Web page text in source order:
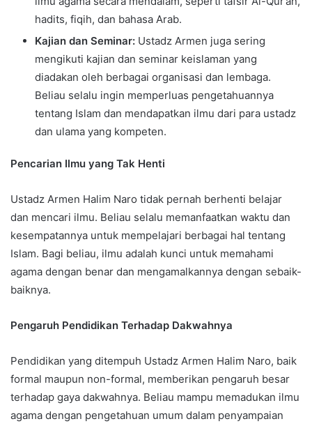
hadits, fiqih, dan bahasa Arab.
Kajian dan Seminar: Ustadz Armen juga sering
mengikuti kajian dan seminar keislaman yang
diadakan oleh berbagai organisasi dan lembaga.
Beliau selalu ingin memperluas pengetahuannya
tentang Islam dan mendapatkan ilmu dari para ustadz
dan ulama yang kompeten.
Pencarian Ilmu yang Tak Henti
Ustadz Armen Halim Naro tidak pernah berhenti belajar
dan mencari ilmu. Beliau selalu memanfaatkan waktu dan
kesempatannya untuk mempelajari berbagai hal tentang
Islam. Bagi beliau, ilmu adalah kunci untuk memahami
agama dengan benar dan mengamalkannya dengan sebaik-
baiknya.
Pengaruh Pendidikan Terhadap Dakwahnya
Pendidikan yang ditempuh Ustadz Armen Halim Naro, baik
formal maupun non-formal, memberikan pengaruh besar
terhadap gaya dakwahnya. Beliau mampu memadukan ilmu
agama dengan pengetahuan umum dalam penyampaian